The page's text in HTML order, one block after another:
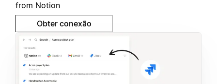
from Notion
Obter conexão